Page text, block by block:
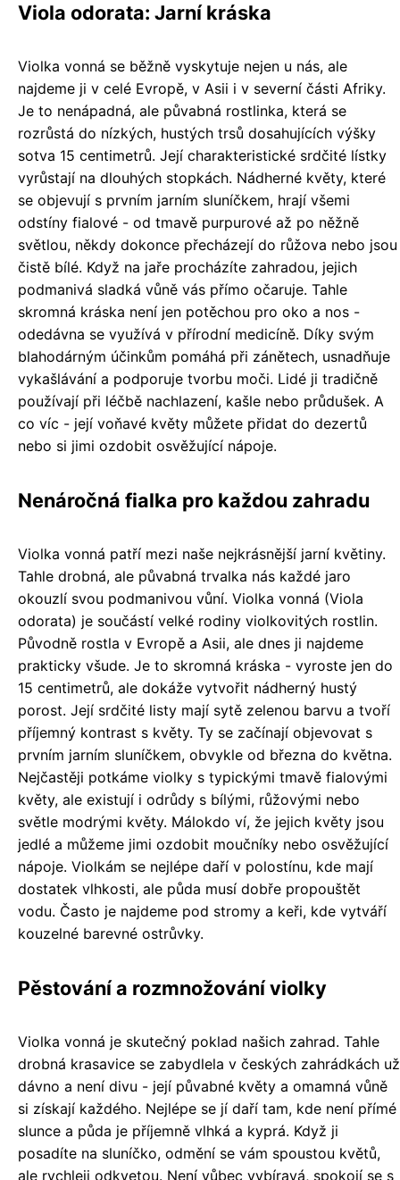
Viola odorata: Jarní kráska
Violka vonná se běžně vyskytuje nejen u nás, ale
najdeme ji v celé Evropě, v Asii i v severní části Afriky.
Je to nenápadná, ale půvabná rostlinka, která se
rozrůstá do nízkých, hustých trsů dosahujících výšky
sotva 15 centimetrů. Její charakteristické srdčité lístky
vyrůstají na dlouhých stopkách. Nádherné květy, které
se objevují s prvním jarním sluníčkem, hrají všemi
odstíny fialové - od tmavě purpurové až po něžně
světlou, někdy dokonce přecházejí do růžova nebo jsou
čistě bílé. Když na jaře procházíte zahradou, jejich
podmanivá sladká vůně vás přímo očaruje. Tahle
skromná kráska není jen potěchou pro oko a nos -
odedávna se využívá v přírodní medicíně. Díky svým
blahodárným účinkům pomáhá při zánětech, usnadňuje
vykašlávání a podporuje tvorbu moči. Lidé ji tradičně
používají při léčbě nachlazení, kašle nebo průdušek. A
co víc - její voňavé květy můžete přidat do dezertů
nebo si jimi ozdobit osvěžující nápoje.
Nenáročná fialka pro každou zahradu
Violka vonná patří mezi naše nejkrásnější jarní květiny.
Tahle drobná, ale půvabná trvalka nás každé jaro
okouzlí svou podmanivou vůní. Violka vonná (Viola
odorata) je součástí velké rodiny violkovitých rostlin.
Původně rostla v Evropě a Asii, ale dnes ji najdeme
prakticky všude. Je to skromná kráska - vyroste jen do
15 centimetrů, ale dokáže vytvořit nádherný hustý
porost. Její srdčité listy mají sytě zelenou barvu a tvoří
příjemný kontrast s květy. Ty se začínají objevovat s
prvním jarním sluníčkem, obvykle od března do května.
Nejčastěji potkáme violky s typickými tmavě fialovými
květy, ale existují i odrůdy s bílými, růžovými nebo
světle modrými květy. Málokdo ví, že jejich květy jsou
jedlé a můžeme jimi ozdobit moučníky nebo osvěžující
nápoje. Violkám se nejlépe daří v polostínu, kde mají
dostatek vlhkosti, ale půda musí dobře propouštět
vodu. Často je najdeme pod stromy a keři, kde vytváří
kouzelné barevné ostrůvky.
Pěstování a rozmnožování violky
Violka vonná je skutečný poklad našich zahrad. Tahle
drobná krasavice se zabydlela v českých zahrádkách už
dávno a není divu - její půvabné květy a omamná vůně
si získají každého. Nejlépe se jí daří tam, kde není přímé
slunce a půda je příjemně vlhká a kyprá. Když ji
posadíte na sluníčko, odmění se vám spoustou květů,
ale rychleji odkvetou. Není vůbec vybíravá, spokojí se s